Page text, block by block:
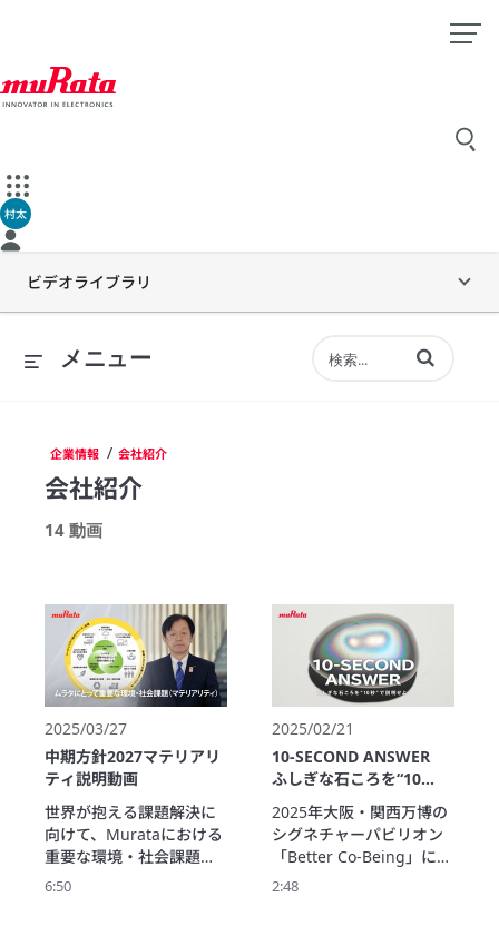
村太
ビデオライブラリ
メニュー 動画の検索語句
企業情報 / 会社紹介
会社紹介
14 動画
2025/03/27
中期方針2027マテリアリ
ティ説明動画
世界が抱える課題解決に
向けて、Murataにおける
重要な環境・社会課題と
して「マテリアリティ」
6:50
2025/02/21
10-SECOND ANSWER
ふしぎな石ころを“10
秒”で説明せよ。
2025年大阪・関西万博の
シグネチャーパビリオン
「Better Co-Being」に、
村田製作所が提供する
2:48